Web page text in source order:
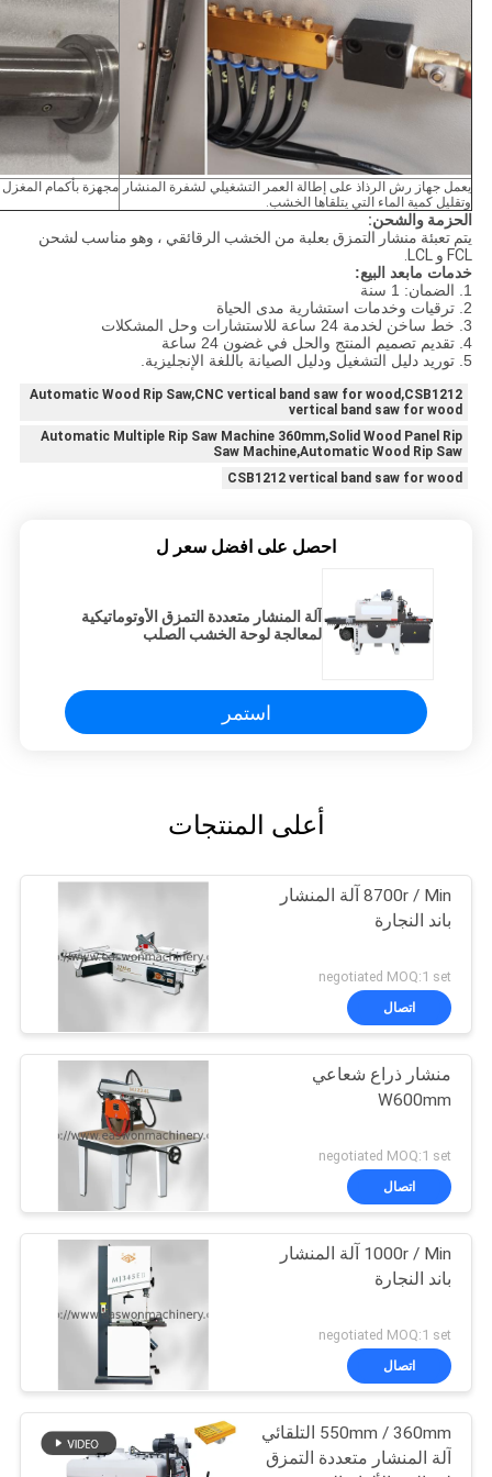
يعمل جهاز رش الرذاذ على إطالة العمر التشغيلي لشفرة المنشار
وتقليل كمية الماء التي يتلقاها الخشب.
مجهزة بأكمام
الحزمة والشحن:
يتم تعبئة منشار التمزق بعلبة من الخشب الرقائقي ، وهو مناسب لشحن
FCL و LCL.
خدمات مابعد البيع:
1. الضمان: 1 سنة
2. ترقيات وخدمات استشارية مدى الحياة
3. خط ساخن لخدمة 24 ساعة للاستشارات وحل المشكلات
4. تقديم تصميم المنتج والحل في غضون 24 ساعة
5. توريد دليل التشغيل ودليل الصيانة باللغة الإنجليزية.
Automatic Wood Rip Saw,CNC vertical band saw for wood,CSB1212
vertical band saw for wood
Automatic Multiple Rip Saw Machine 360mm,Solid Wood Panel Rip
Saw Machine,Automatic Wood Rip Saw
CSB1212 vertical band saw for wood
احصل على افضل سعر ل
آلة المنشار متعددة التمزق الأوتوماتيكية
لمعالجة لوحة الخشب الصلب
استمر
أعلى المنتجات
8700r / Min آلة المنشار
باند النجارة
negotiated MOQ:1 set
اتصال
منشار ذراع شعاعي
W600mm
negotiated MOQ:1 set
اتصال
1000r / Min آلة المنشار
باند النجارة
negotiated MOQ:1 set
اتصال
550mm / 360mm التلقائي
آلة المنشار متعددة التمزق